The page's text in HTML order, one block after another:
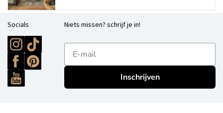
Socials Niets missen? schrijf je in!
E-mailadres
Inschrijven